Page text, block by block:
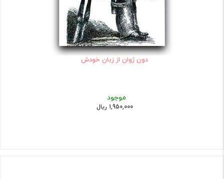
دون ژوان از زبان خودش
موجود
1,950,000 ریال